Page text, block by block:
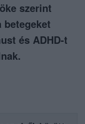
szerint
betegeket
és ADHD-t